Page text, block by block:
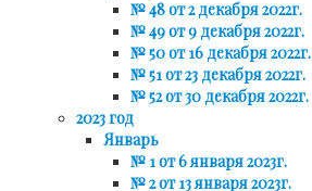
№ 48 от 2 декабря 2022г.
№ 49 от 9 декабря 2022г.
№ 50 от 16 декабря 2022г.
№ 51 от 23 декабря 2022г.
№ 52 от 30 декабря 2022г.
2023 год
Январь
№ 1 от 6 января 2023г.
№ 2 от 13 января 2023г.